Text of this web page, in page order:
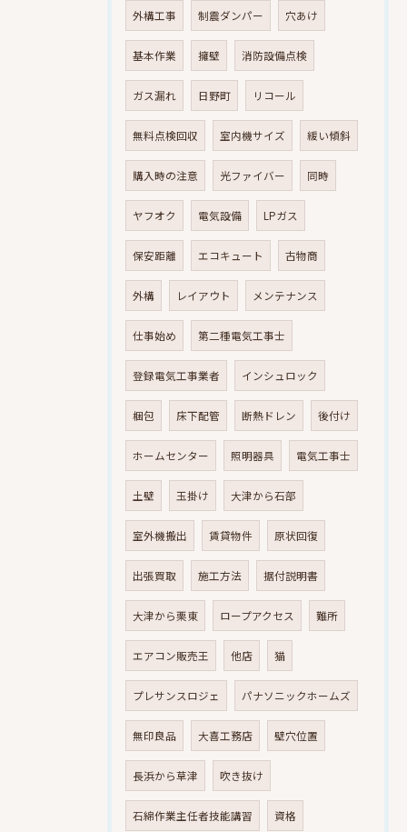
外構工事 制震ダンパー 穴あけ
基本作業 擁壁 消防設備点検
ガス漏れ 日野町 リコール
無料点検回収 室内機サイズ 緩い傾斜
購入時の注意 光ファイバー 同時
ヤフオク 電気設備 LPガス
保安距離 エコキュート 古物商
外構 レイアウト メンテナンス
仕事始め 第二種電気工事士
登録電気工事業者 インシュロック
梱包 床下配管 断熱ドレン 後付け
ホームセンター 照明器具 電気工事士
土壁 玉掛け 大津から石部
室外機搬出 賃貸物件 原状回復
出張買取 施工方法 据付説明書
大津から栗東 ロープアクセス 難所
エアコン販売王 他店 猫
プレサンスロジェ パナソニックホームズ
無印良品 大喜工務店 壁穴位置
長浜から草津 吹き抜け
石綿作業主任者技能講習 資格